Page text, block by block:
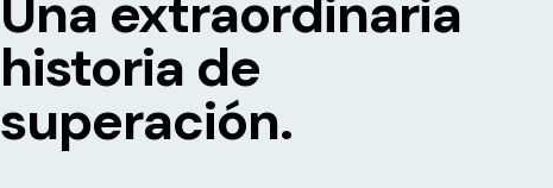
historia de
superación.